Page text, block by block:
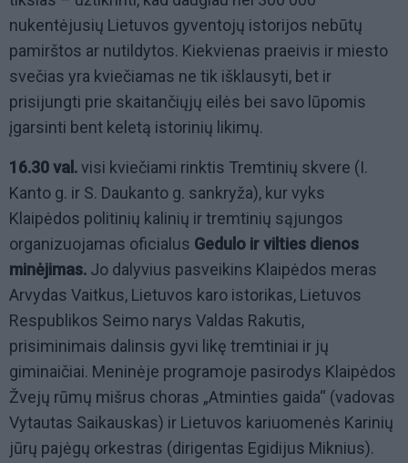
nukentėjusių Lietuvos gyventojų istorijos nebūtų
pamirštos ar nutildytos. Kiekvienas praeivis ir miesto
svečias yra kviečiamas ne tik išklausyti, bet ir
prisijungti prie skaitančiųjų eilės bei savo lūpomis
įgarsinti bent keletą istorinių likimų.
16.30 val.visi kviečiami rinktis Tremtinių skvere (I.
Kanto g. ir S. Daukanto g. sankryža), kur vyks
Klaipėdos politinių kalinių ir tremtinių sąjungos
organizuojamas oficialus Gedulo ir vilties dienos
minėjimas. Jo dalyvius pasveikins Klaipėdos meras
Arvydas Vaitkus, Lietuvos karo istorikas, Lietuvos
Respublikos Seimo narys Valdas Rakutis,
prisiminimais dalinsis gyvi likę tremtiniai ir jų
giminaičiai. Meninėje programoje pasirodys Klaipėdos
Žvejų rūmų mišrus choras „Atminties gaida“ (vadovas
Vytautas Saikauskas) ir Lietuvos kariuomenės Karinių
jūrų pajėgų orkestras (dirigentas Egidijus Miknius).